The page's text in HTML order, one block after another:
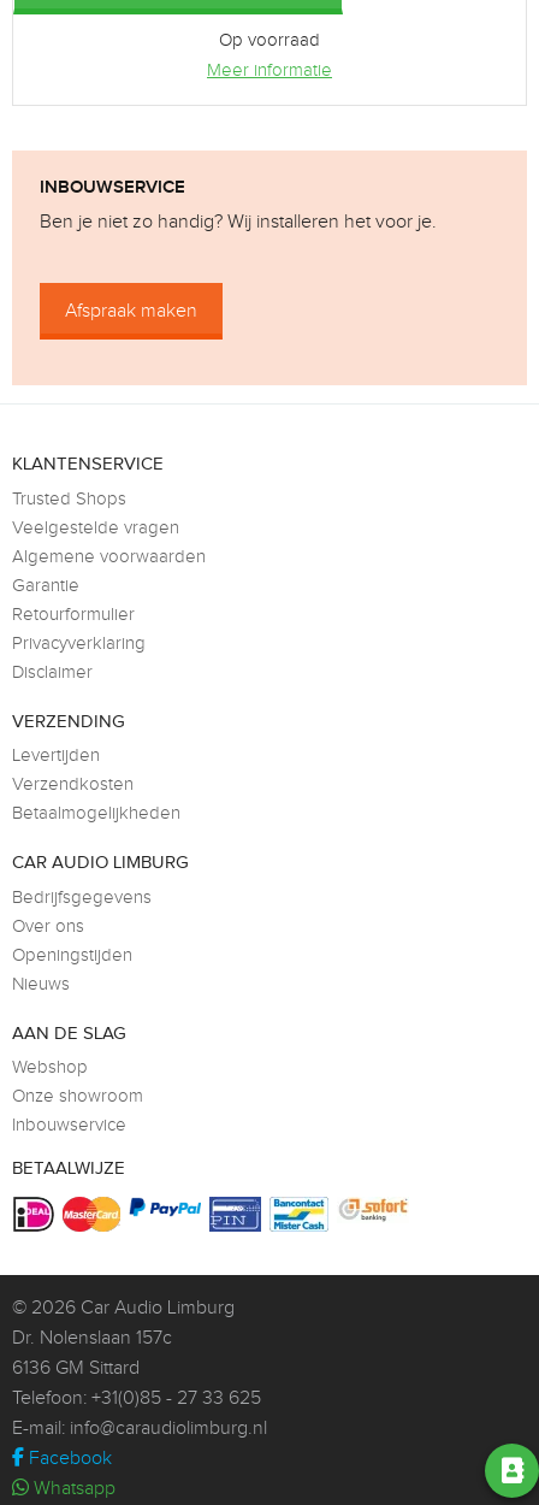
Op voorraad
Meer informatie
INBOUWSERVICE
Ben je niet zo handig? Wij installeren het voor je.
Afspraak maken
KLANTENSERVICE
Trusted Shops
Veelgestelde vragen
Algemene voorwaarden
Garantie
Retourformulier
Privacyverklaring
Disclaimer
VERZENDING
Levertijden
Verzendkosten
Betaalmogelijkheden
CAR AUDIO LIMBURG
Bedrijfsgegevens
Over ons
Openingstijden
Nieuws
AAN DE SLAG
Webshop
Onze showroom
Inbouwservice
BETAALWIJZE
© 2026 Car Audio Limburg
Dr. Nolenslaan 157c
6136 GM Sittard
Telefoon: +31(0)85 - 27 33 625
E-mail: info@caraudiolimburg.nl
Facebook
Whatsapp